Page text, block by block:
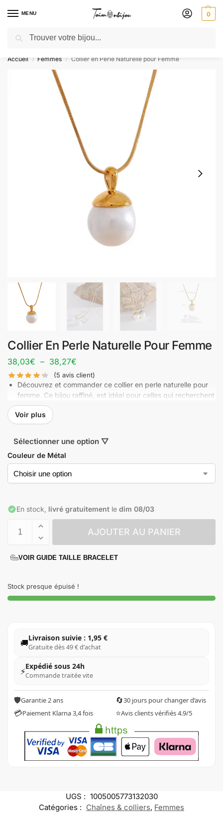
MENU 0
🎁 SOLDES SOLDES : jusqu’à -30 % ! GRAVURE OFFERTE – Livré 48h
Accueil / Femmes / Collier en Perle Naturelle pour Femme
Collier En Perle Naturelle Pour Femme
38,03€ – 38,27€
(5 avis client)
Découvrez et commander ce collier en perle naturelle pour
femme. Ce bijou raffiné, est idéal pour celles qui recherchent
l’élégance et la simplicité. Ce collier, orné d’une perle
naturelle d’eau douce, offre un éclat subtil et se marie
parfaitement avec n’importe quelle tenue. C’est l’accessoire
parfait pour toutes les occasions.
Livré GRATUITEMENT chez vous en 10-15 jours
Voir plus
Sélectionner une option ▽
Couleur de Métal
En stock, livré gratuitement le dim 08/03
AJOUTER AU PANIER
VOIR GUIDE TAILLE BRACELET
Stock presque épuisé !
🚚Livraison suivie : 1,95 €
Gratuite dès 49 € d’achat
⚡Expédié sous 24h
Commande traitée vite
🛡️Garantie 2 ans 🔄30 jours pour changer d’avis
💳Paiement Klarna 3,4 fois ⭐Avis clients vérifiés 4.9/5
UGS : 1005005773132030
Catégories : Chaînes & colliers, Femmes